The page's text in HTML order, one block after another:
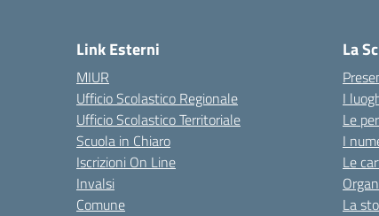
Link Esterni
MIUR
Ufficio Scolastico Regionale
Ufficio Scolastico Territoriale
Scuola in Chiaro
Iscrizioni On Line
Invalsi
Comune
La
I
Le
I
Le
La